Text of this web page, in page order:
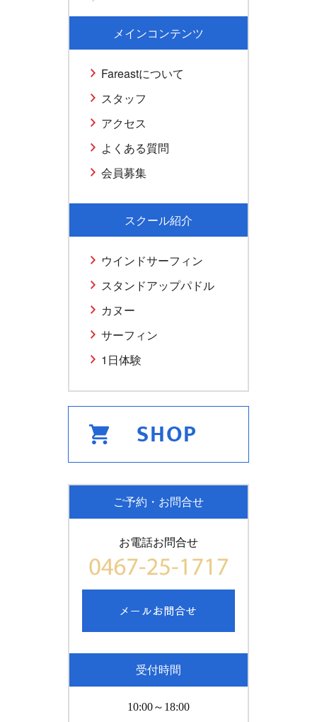
メインコンテンツ
Fareastについて
スタッフ
アクセス
よくある質問
会員募集
スクール紹介
ウインドサーフィン
スタンドアップパドル
カヌー
サーフィン
1日体験
ご予約・お問合せ
お電話お問合せ
受付時間
10:00～18:00